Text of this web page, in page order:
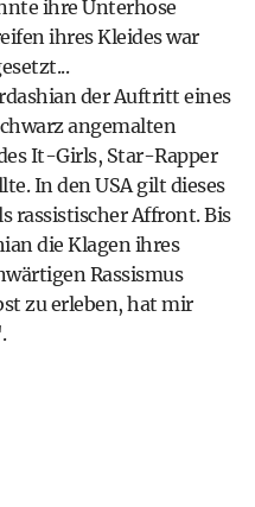
ihre Unterhose
ihres Kleides war
der Auftritt eines
angemalten
It-Girls, Star-Rapper
In den USA gilt dieses
rassistischer Affront. Bis
die Klagen ihres
Rassismus
zu erleben, hat mir